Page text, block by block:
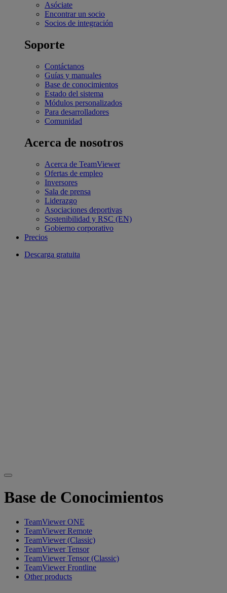
Asóciate
Encontrar un socio
Socios de integración
Soporte
Contáctanos
Guías y manuales
Base de conocimientos
Estado del sistema
Módulos personalizados
Para desarrolladores
Comunidad
Acerca de nosotros
Acerca de TeamViewer
Ofertas de empleo
Inversores
Sala de prensa
Liderazgo
Asociaciones deportivas
Sostenibilidad y RSC (EN)
Gobierno corporativo
Precios
Descarga gratuita
Base de Conocimientos
TeamViewer ONE
TeamViewer Remote
TeamViewer (Classic)
TeamViewer Tensor
TeamViewer Tensor (Classic)
TeamViewer Frontline
Other products